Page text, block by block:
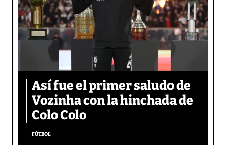
Así fue el primer saludo de
Vozinha con la hinchada de
Colo Colo
FÚTBOL